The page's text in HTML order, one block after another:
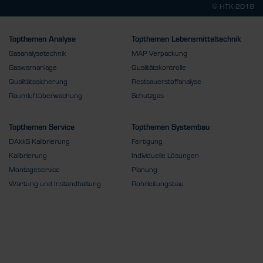
© HTK 2018
Topthemen Analyse
Gasanalysetechnik
Gaswarnanlage
Qualitätssicherung
Raumluftüberwachung
Topthemen Lebensmitteltechnik
MAP Verpackung
Qualitätskontrolle
Restsauerstoffanalyse
Schutzgas
Topthemen Service
DAkkS Kalibrierung
Kalibrierung
Montageservice
Wartung und Instandhaltung
Topthemen Systembau
Fertigung
Individuelle Lösungen
Planung
Rohrleitungsbau